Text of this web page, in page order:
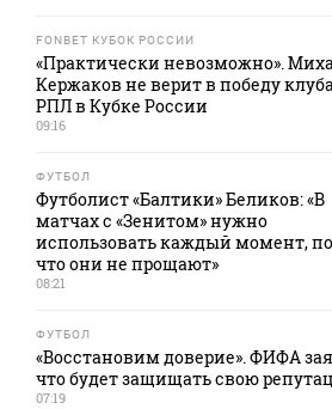
FONBET КУБОК РОССИИ
«Практически невозможно».
Кержаков не верит в победу
РПЛ в Кубке России
09:16
ФУТБОЛ
Футболист «Балтики» Беликов: «В
матчах с «Зенитом» нужно
использовать каждый момент,
что они не прощают»
08:21
ФУТБОЛ
«Восстановим доверие». ФИФА
что будет защищать свою
07:19